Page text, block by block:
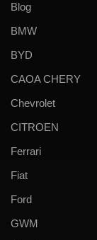
Blog
BMW
BYD
CAOA CHERY
Chevrolet
CITROEN
Ferrari
Fiat
Ford
GWM